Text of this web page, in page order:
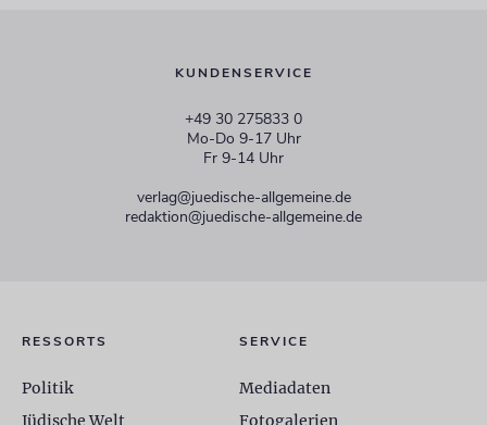
KUNDENSERVICE
+49 30 275833 0
Mo-Do 9-17 Uhr
Fr 9-14 Uhr
verlag@juedische-allgemeine.de
redaktion@juedische-allgemeine.de
RESSORTS
Politik
Jüdische Welt
SERVICE
Mediadaten
Fotogalerien